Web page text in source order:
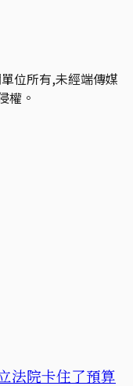
位所有,未經端傳媒
權。
法院卡住了預算